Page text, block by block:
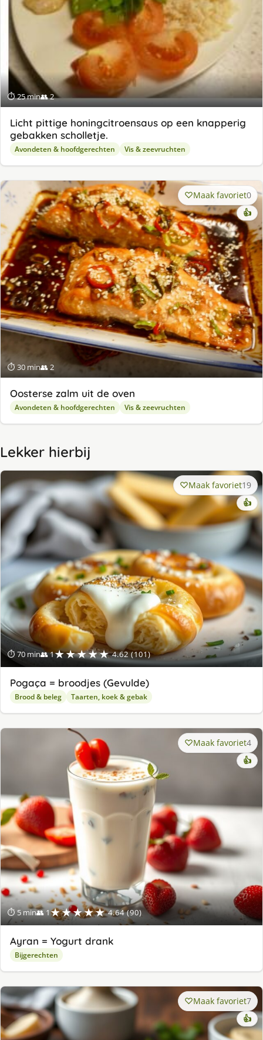
⏱ 25 min👥 2
Licht pittige honingcitroensaus op een knapperig
gebakken scholletje.
Avondeten & hoofdgerechten Vis & zeevruchten
⏱ 30 min👥 2
Maak favoriet0
👍
Oosterse zalm uit de oven
Avondeten & hoofdgerechten Vis & zeevruchten
Lekker hierbij
⏱ 70 min👥 1★★★★★ 4.62 (101)
Maak favoriet19
👍
Pogaça = broodjes (Gevulde)
Brood & beleg Taarten, koek & gebak
⏱ 5 min👥 1★★★★★ 4.64 (90)
Maak favoriet4
👍
Ayran = Yogurt drank
Bijgerechten
Maak favoriet7
👍